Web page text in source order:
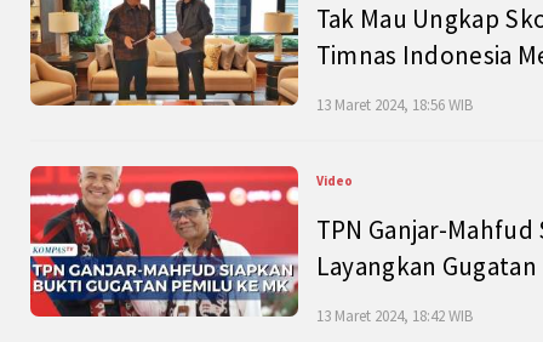
Tak Mau Ungkap
Timnas Indonesia
13 Maret 2024, 18:56 WIB
Video
TPN Ganjar-
Layangkan
13 Maret 2024, 18:42 WIB